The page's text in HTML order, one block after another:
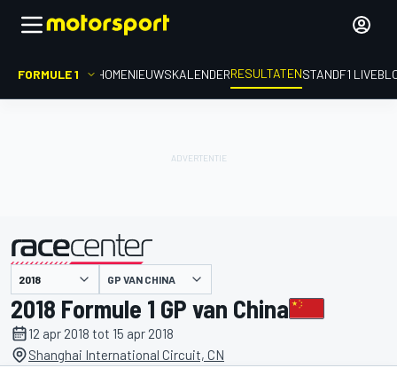
FORMULE 1 HOMENIEUWSKALENDERRESULTATENSTANDF1
gepresenteerd door GP VAN CHINA
2018 Formule 1 GP van China
12 apr 2018 tot 15 apr 2018
Shanghai International Circuit, CN